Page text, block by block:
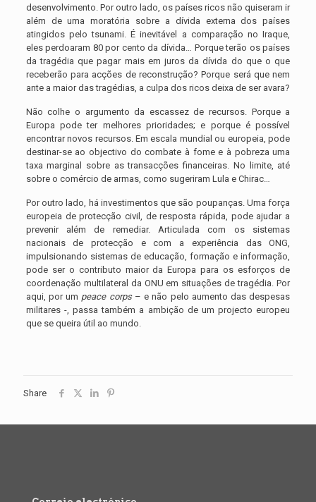
desenvolvimento. Por outro lado, os países ricos não quiseram ir
além de uma moratória sobre a dívida externa dos países
atingidos pelo tsunami. É inevitável a comparação no Iraque,
eles perdoaram 80 por cento da dívida… Porque terão os países
da tragédia que pagar mais em juros da dívida do que o que
receberão para acções de reconstrução? Porque será que nem
ante a maior das tragédias, a culpa dos ricos deixa de ser avara?
Não colhe o argumento da escassez de recursos. Porque a
Europa pode ter melhores prioridades; e porque é possível
encontrar novos recursos. Em escala mundial ou europeia, pode
destinar-se ao objectivo do combate à fome e à pobreza uma
taxa marginal sobre as transacções financeiras. No limite, até
sobre o comércio de armas, como sugeriram Lula e Chirac…
Por outro lado, há investimentos que são poupanças. Uma força
europeia de protecção civil, de resposta rápida, pode ajudar a
prevenir além de remediar. Articulada com os sistemas
nacionais de protecção e com a experiência das ONG,
impulsionando sistemas de educação, formação e informação,
pode ser o contributo maior da Europa para os esforços de
coordenação multilateral da ONU em situações de tragédia. Por
aqui, por um peace corps– e não pelo aumento das despesas
militares -, passa também a ambição de um projecto europeu
que se queira útil ao mundo.
Share